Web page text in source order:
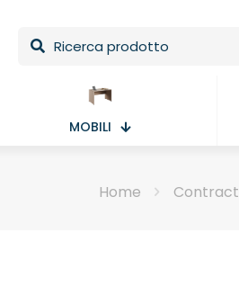
MOBILI
Home Contract